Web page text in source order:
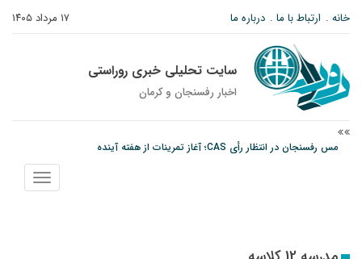
۱۷ مرداد ۱۴۰۵ خانه ارتباط با ما درباره ما
سایت تحلیلی خبری روراستی
اخبار رفسنجان و كرمان
مس رفسنجان در انتظار رأی CAS؛ آغاز تمرینات از هفته آینده
پیام رئیس کل دادگستری استان کرمان به مناسبت ۱۷ مردادماه سالروز شهادت شهید
نمایش
منو